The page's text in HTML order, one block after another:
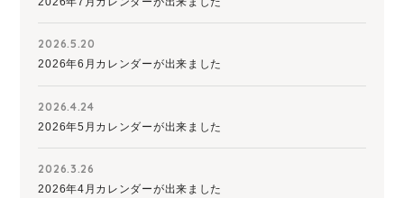
2026.5.20
2026年6月カレンダーが出来ました
2026.4.24
2026年5月カレンダーが出来ました
2026.3.26
2026年4月カレンダーが出来ました